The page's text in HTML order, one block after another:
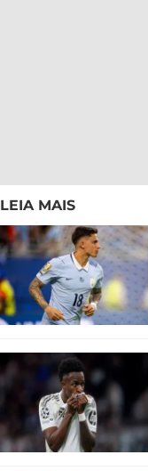
LEIA MAIS